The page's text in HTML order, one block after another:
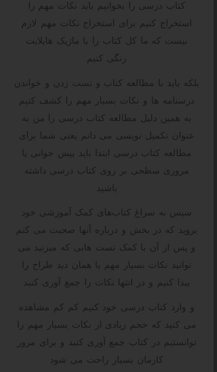
کتاب درسی را بخوانیم باید نکات مهم را
استخراج کنیم برای استخراج نکات مهم لازم
نیست که ما کل کتاب را با ماژیک هایلایت
رنگی کنیم
بلکه باید با مطالعه کتاب و تست زدن و خواندن
درسنامه ها و نکات بسیار مهم را کشف کنیم
به همین دلیل مطالعه کتاب درسی را من به
عنوان تکمیل نویسی می دانم یعنی شما برای
مطالعه کتاب درسی ابتدا باید پیش خوانی یا
مروری سطحی بر روی کتاب درسی داشته
باشید
سپس به سراغ کتاب‌های کمک آموزشی خود
بروید که در بخش و درباره آنها صحبت می کنم
و پس از آن با کمک تست هایی که میزنید می
توانید نکات بسیار مهم یا همان دید طراح را
پیدا کنیم و در انتها نکات را جمع آوری کنید
و وارد کتاب درسی خود کنیم کم کم مشاهده
می کنید که حجم زیادی از نکات بسیار مهم را
توانستیم در کتاب جمع آوری کنید و برای مرور
کارمان بسیار راحت می شود